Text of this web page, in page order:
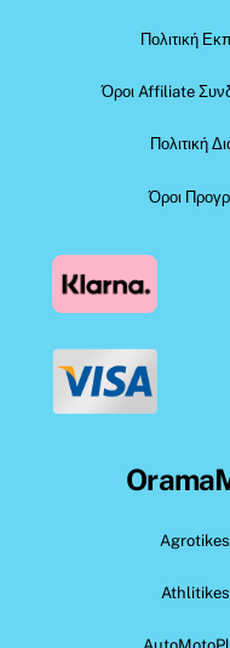
Πολιτική
Όροι Affiliate
Πολιτική
Όροι